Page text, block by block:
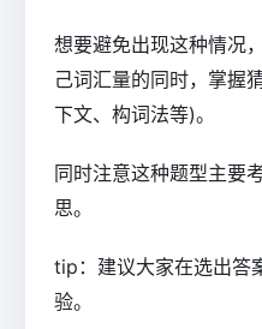
想要避免出现这种情况
己词汇量的同时，掌握
下文、构词法等)。
同时注意这种题型主要
思。
tip：建议大家在选出答
验。